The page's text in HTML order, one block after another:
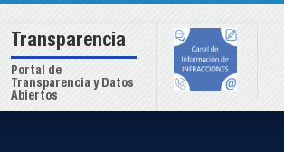
Transparencia
Portal de
Transparencia y Datos
Abiertos